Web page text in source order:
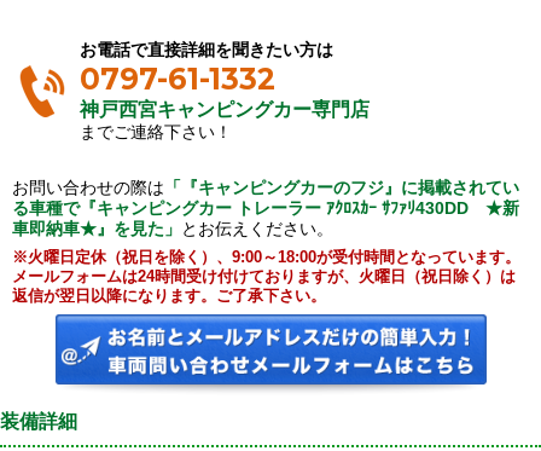
お電話で直接詳細を聞きたい方は
0797-61-1332
神戸西宮キャンピングカー専門店
までご連絡下さい！
お問い合わせの際は 「『キャンピングカーのフジ』に掲載されてい
る車種で『キャンピングカー トレーラー ｱｸﾛｽｶｰ ｻﾌｧﾘ430DD ★新
車即納車★』を見た」 とお伝えください。
※火曜日定休（祝日を除く）、9:00～18:00が受付時間となっています。
メールフォームは24時間受け付けておりますが、火曜日（祝日除く）は
返信が翌日以降になります。ご了承下さい。
装備詳細